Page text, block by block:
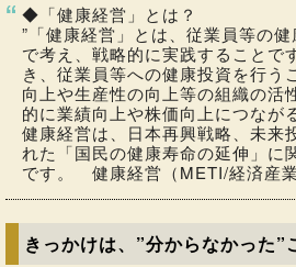
◆「健康経営」とは？
”「健康経営」とは、従業員等の
で考え、戦略的に実践することで
き、従業員等への健康投資を行う
向上や生産性の向上等の組織の活
的に業績向上や株価向上につなが
健康経営は、日本再興戦略、未来
れた「国民の健康寿命の延伸」に
です。 健康経営（METI/経済産
きっかけは、”分からなかった”